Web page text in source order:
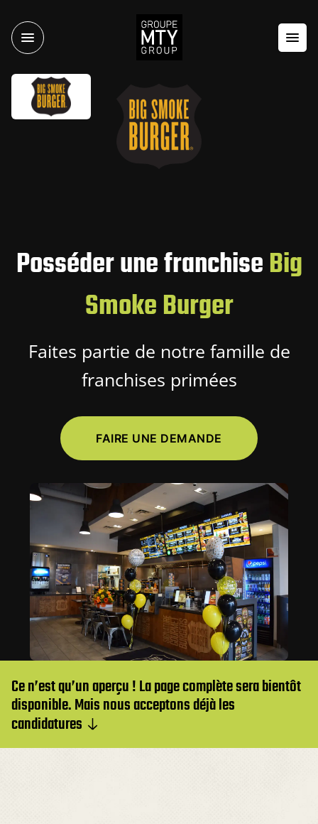
Posséder une franchiseBig
Smoke Burger
Faites partie de notre famille de
franchises primées
FAIRE UNE DEMANDE
Ce n’est qu’un aperçu ! La page complète sera bientôt
disponible. Mais nous acceptons déjà les
candidatures